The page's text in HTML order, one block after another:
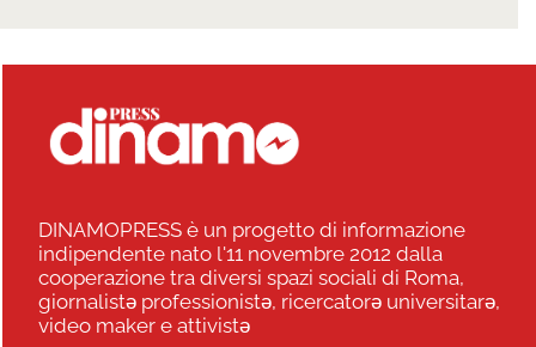
DINAMOPRESS è un progetto di informazione
indipendente nato l'11 novembre 2012 dalla
cooperazione tra diversi spazi sociali di Roma,
giornalistə professionistə, ricercatorə universitarə,
video maker e attivistə